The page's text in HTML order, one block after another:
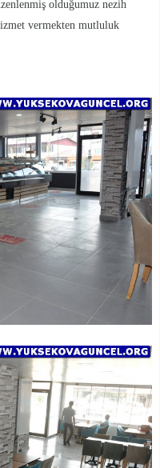
olduğumuz nezih
vermekten mutluluk